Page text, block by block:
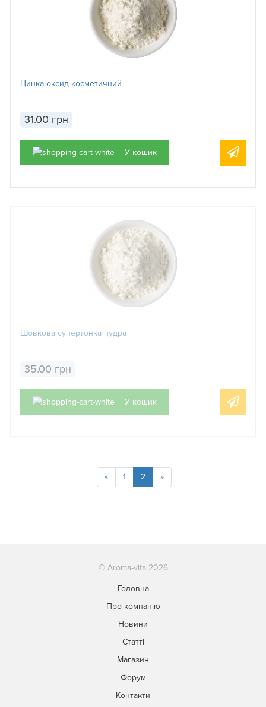
Цинка оксид косметичний
31.00 грн
У кошик
Шовкова супертонка пудра
35.00 грн
У кошик
« 1 2 »
© Aroma-vita 2026
Головна
Про компанію
Новини
Статті
Магазин
Форум
Контакти